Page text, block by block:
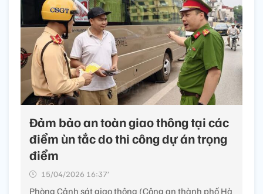
Đảm bảo an toàn giao thông tại các
điểm ùn tắc do thi công dự án trọng
điểm
15/04/2026 16:37’
Phòng Cảnh sát giao thông (Công an thành phố Hà